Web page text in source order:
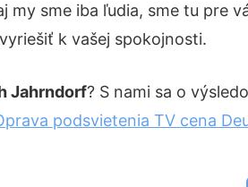
my sme iba ľudia, sme tu pre
k vašej spokojnosti.
Jahrndorf? S nami sa o
podsvietenia TV cena